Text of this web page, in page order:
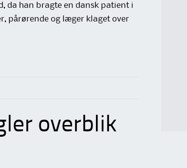
da han bragte en dansk patient i
pårørende og læger klaget over
overblik